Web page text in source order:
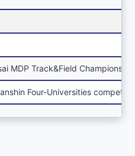
MDP Track&Field Championships
Four-Universities competition